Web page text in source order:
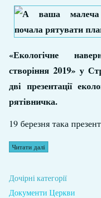
«Екологічне
створіння 2019» у
дві презентації
рятівничка.
19 березня така
Читати далі
Дочірні категорії
Документи Церкви